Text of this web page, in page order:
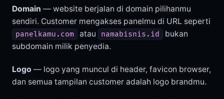
Domain — website berjalan di domain pilihanmu
sendiri. Customer mengakses panelmu di URL seperti
panelkamu.com atau namabisnis.id
bukan
subdomain milik penyedia.
Logo — logo yang muncul di header, favicon browser,
dan semua tampilan customer adalah logo brandmu.